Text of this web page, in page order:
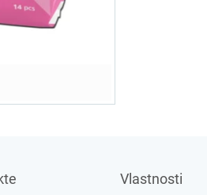
Vlastnosti